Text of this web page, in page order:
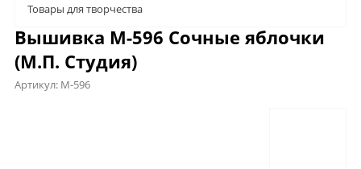
Товары для творчества
Вышивка М-596 Сочные яблочки
(М.П. Студия)
Артикул: М-596